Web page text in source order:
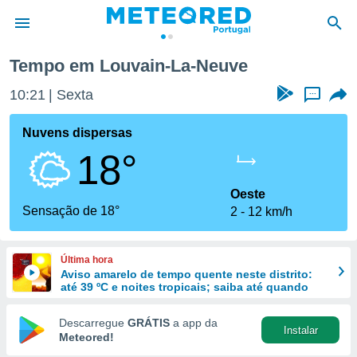
da
foi
fornecidas
a este
das
e
forma
digital
Tempo em Louvain-La-Neuve
10:21 Sexta ...
Nuvens dispersas
18°
Sensação de 18°
Oeste
2
12 km/h
Última hora
Aviso amarelo de tempo quente neste distrito:
até 39 ºC e noites tropicais; saiba até quando
Descarregue GRÁTIS a app da
Meteored!
Instalar